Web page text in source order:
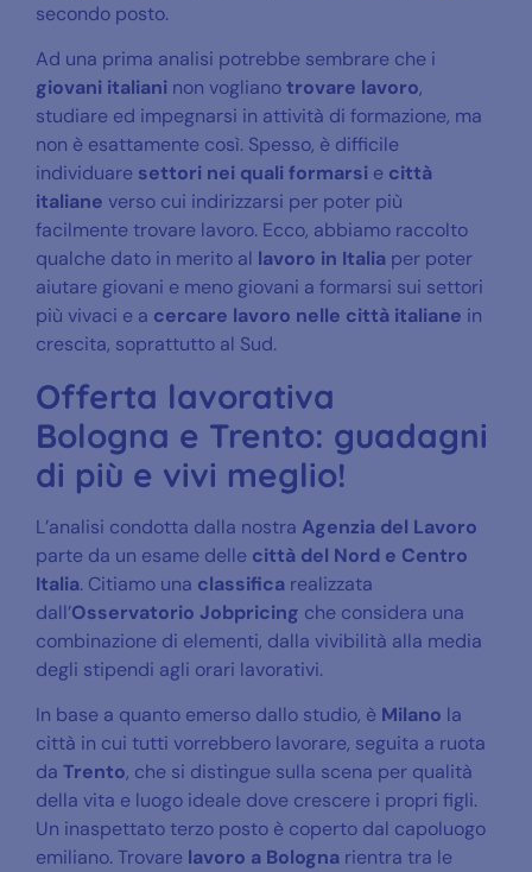
secondo posto.
Ad una prima analisi potrebbe sembrare che i
giovani italiani non voglianotrovare lavoro,
studiare ed impegnarsi in attività di formazione, ma
non è esattamente così. Spesso, è difficile
individuare settori nei quali formarsi e città
italiane verso cui indirizzarsi per poter più
facilmente trovare lavoro. Ecco, abbiamo raccolto
qualche dato in merito al lavoro in Italia per poter
aiutare giovani e meno giovani a formarsi sui settori
più vivaci e a cercare lavoro nelle città italiane in
crescita, soprattutto al Sud.
Offerta lavorativa
Bologna e Trento: guadagni
di più e vivi meglio!
L’analisi condotta dalla nostra Agenzia del Lavoro
parte da un esame delle città del Nord e Centro
Italia. Citiamo una classifica realizzata
dall’Osservatorio Jobpricing che considera una
combinazione di elementi, dalla vivibilità alla media
degli stipendi agli orari lavorativi.
In base a quanto emerso dallo studio, è Milano la
città in cui tutti vorrebbero lavorare, seguita a ruota
da Trento, che si distingue sulla scena per qualità
della vita e luogo ideale dove crescere i propri figli.
Un inaspettato terzo posto è coperto dal capoluogo
emiliano. Trovare lavoro a Bologna rientra tra le